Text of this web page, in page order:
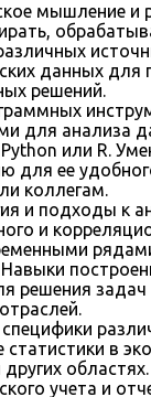
мышление и
данных для
решений.
для анализа
Python или R.
для ее
коллегам.
и подходы к
и
решения
статистики в
учета и